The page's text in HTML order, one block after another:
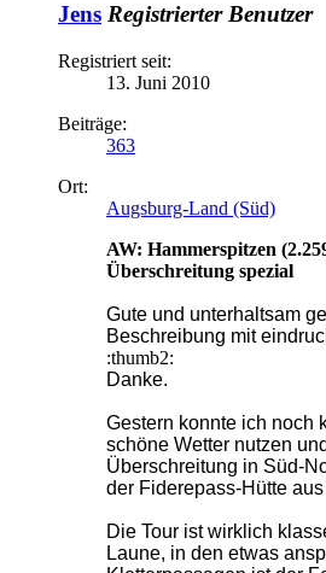
Jens Registrierter Benutzer
Registriert seit:
13. Juni 2010
Beiträge:
363
Ort:
Augsburg-Land (Süd)
AW: Hammerspitzen
Überschreitung spezial
Gute und unterhaltsam
Beschreibung mit
:thumb2:
Danke.
Gestern konnte ich noch
schöne Wetter nutzen
Überschreitung in Süd-
der Fiderepass-Hütte
Die Tour ist wirklich
Laune, in den etwas